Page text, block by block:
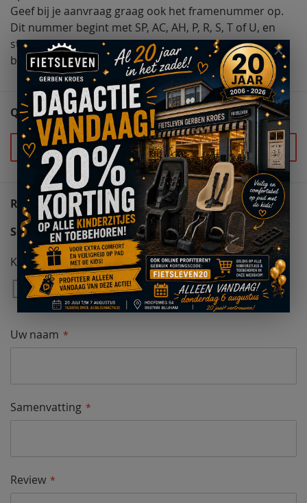
Geef bij je aanvraag graag ook het framenummer op.
Dit nummer begint met SP, AC, AH, P, R, S, T of U, en
staat op een sticker met barcode of QR code, in de
buurt van de trapas of middenmotor
QUESTIONS (0)
Stel uw vraag
REVIEWS
Schrijf uw eigen review
Kwaliteit
1
Star
2
Sterren
3
Sterren
4
Sterren
5
Sterren
Uw naam
Samenvatting
Review